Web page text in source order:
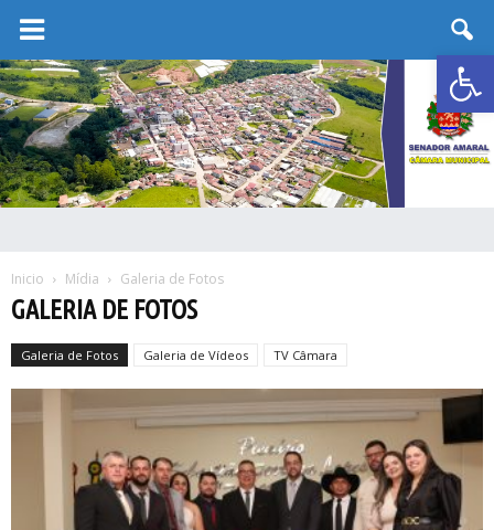
Abrir
Inicio Mídia Galeria de Fotos
GALERIA DE FOTOS
Galeria de Fotos Galeria de Vídeos TV Câmara